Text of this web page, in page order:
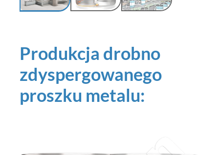
Produkcja drobno
zdyspergowanego
proszku metalu: